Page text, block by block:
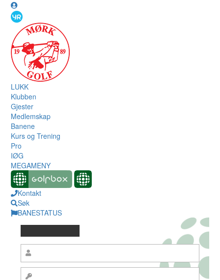
LUKK
Klubben
Gjester
Medlemskap
Banene
Kurs og Trening
Pro
IØG
MEGAMENY
Kontakt
Søk
BANESTATUS